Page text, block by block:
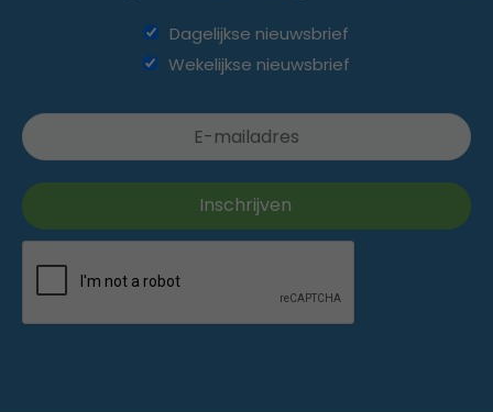
Dagelijkse nieuwsbrief
Wekelijkse nieuwsbrief